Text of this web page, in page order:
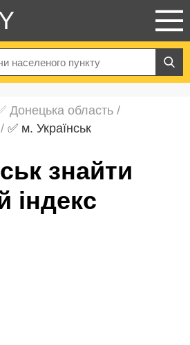
Донецька область /
/ ✅ м. Українськ
індекс